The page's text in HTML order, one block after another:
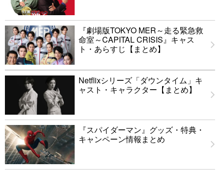
『劇場版TOKYO MER～走る緊急救
命室～CAPITAL CRISIS』キャス
ト・あらすじ【まとめ】
Netflixシリーズ「ダウンタイム」キ
ャスト・キャラクター【まとめ】
『スパイダーマン』グッズ・特典・
キャンペーン情報まとめ